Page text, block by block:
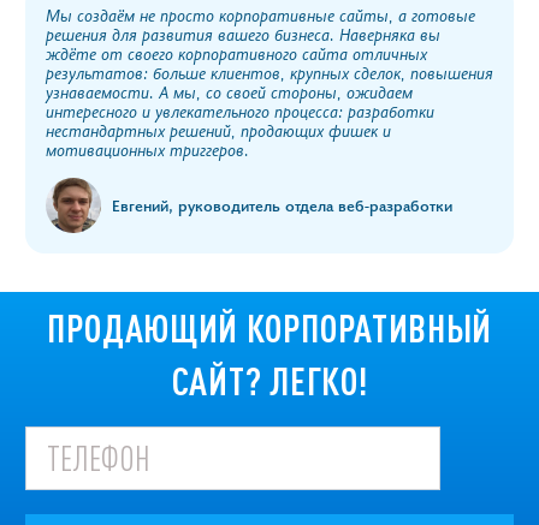
Мы создаём не просто корпоративные сайты, а готовые
решения для развития вашего бизнеса. Наверняка вы
ждёте от своего корпоративного сайта отличных
результатов: больше клиентов, крупных сделок, повышения
узнаваемости. А мы, со своей стороны, ожидаем
интересного и увлекательного процесса: разработки
нестандартных решений, продающих фишек и
мотивационных триггеров.
Евгений, руководитель отдела веб-разработки
ПРОДАЮЩИЙ КОРПОРАТИВНЫЙ
САЙТ? ЛЕГКО!